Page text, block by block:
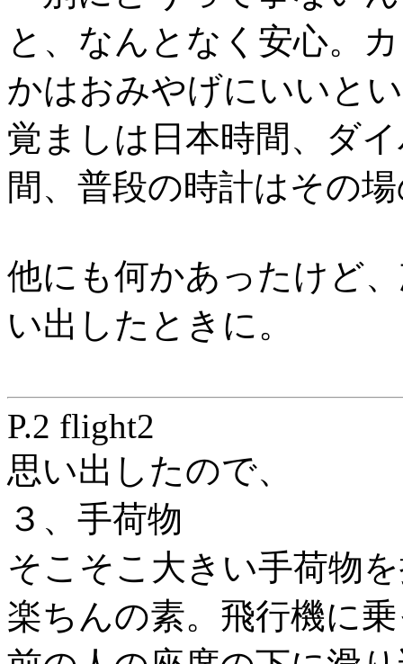
と、なんとなく安心。
かはおみやげにいいと
覚ましは日本時間、ダ
間、普段の時計はその
他にも何かあったけど
い出したときに。
P.2 flight2
思い出したので、
３、手荷物
そこそこ大きい手荷物
楽ちんの素。飛行機に